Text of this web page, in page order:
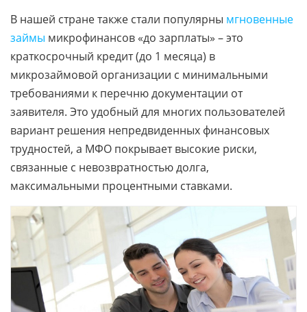
В нашей стране также стали популярны мгновенные
займы микрофинансов «до зарплаты» – это
краткосрочный кредит (до 1 месяца) в
микрозаймовой организации с минимальными
требованиями к перечню документации от
заявителя. Это удобный для многих пользователей
вариант решения непредвиденных финансовых
трудностей, а МФО покрывает высокие риски,
связанные с невозвратностью долга,
максимальными процентными ставками.